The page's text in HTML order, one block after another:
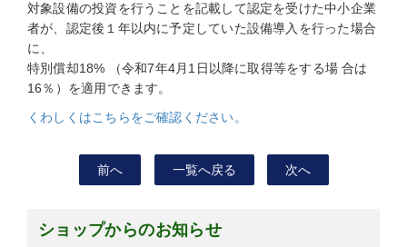
対象設備の投資を行うことを記載して認定を受けた中小企業
者が、認定後１年以内に予定していた設備導入を行った場合
に、
特別償却18% （令和7年4月1日以降に取得等をする場 合は
16％）を適用できます。
くわしくはこちらをご確認ください。
前へ 一覧へ戻る 次へ
ショップからのお知らせ